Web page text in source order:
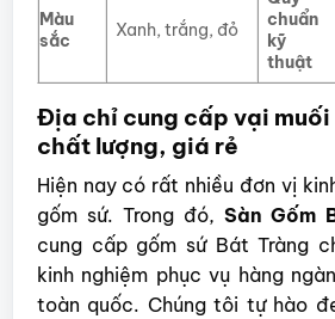
Màu
sắc
Xanh, trắng, đỏ
chuẩn
kỹ
thuật
Địa chỉ cung cấp vại muối
chất lượng, giá rẻ
Hiện nay có rất nhiều đơn vị
gốm sứ. Trong đó, Sàn Gốm
cung cấp gốm sứ Bát Tràng
kinh nghiệm phục vụ hàng
toàn quốc. Chúng tôi tự hào